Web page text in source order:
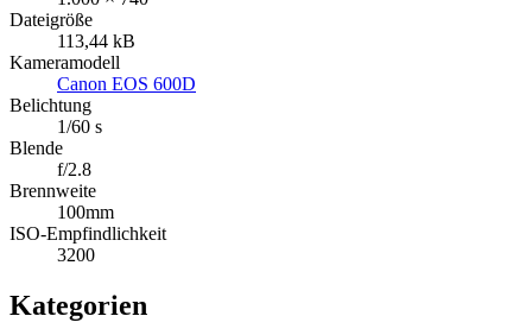
Dateigröße
113,44 kB
Kameramodell
Canon EOS 600D
Belichtung
1/60 s
Blende
f/2.8
Brennweite
100mm
ISO-Empfindlichkeit
3200
Kategorien